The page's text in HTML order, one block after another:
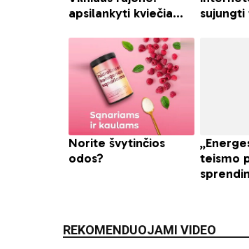
REKOMENDUOJAMI VIDEO